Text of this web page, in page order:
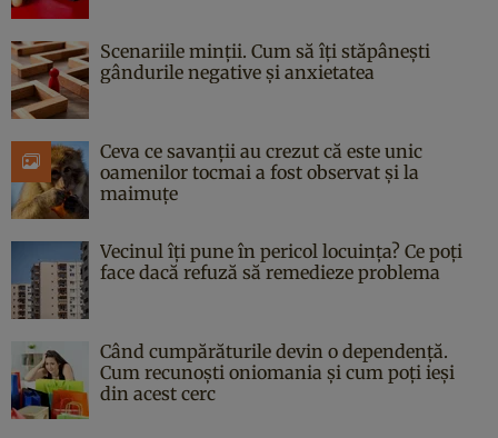
Scenariile minții. Cum să îți stăpânești
gândurile negative și anxietatea
Ceva ce savanții au crezut că este unic
oamenilor tocmai a fost observat și la
maimuțe
Vecinul îți pune în pericol locuința? Ce poți
face dacă refuză să remedieze problema
Când cumpărăturile devin o dependență.
Cum recunoști oniomania și cum poți ieși
din acest cerc